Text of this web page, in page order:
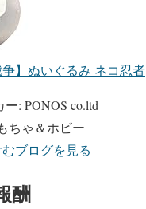
争】ぬいぐるみ ネコ忍者
ー: PONOS co.ltd
ちゃ＆ホビー
ブログを見る
酬